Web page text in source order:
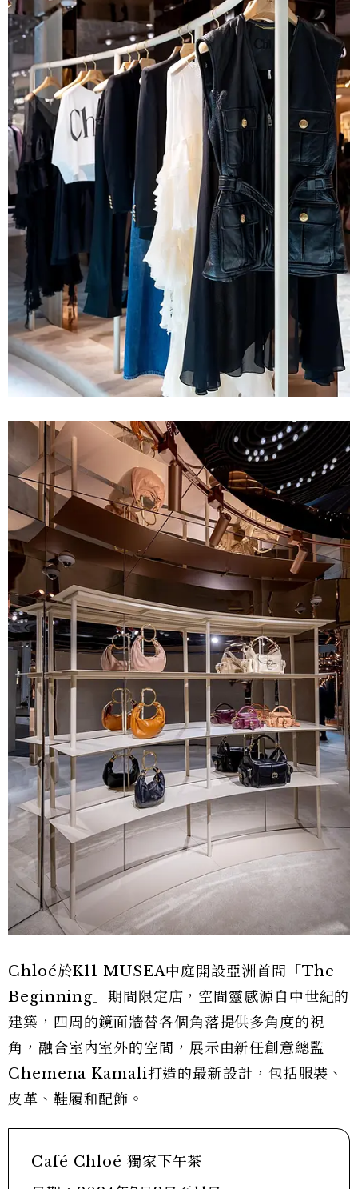
Chloé於K11 MUSEA中庭開設亞洲首間「The
Beginning」期間限定店，空間靈感源自中世紀的
建築，四周的鏡面牆替各個角落提供多角度的視
角，融合室內室外的空間，展示由新任創意總監
Chemena Kamali打造的最新設計，包括服裝、
皮革、鞋履和配飾。
Café Chloé 獨家下午茶